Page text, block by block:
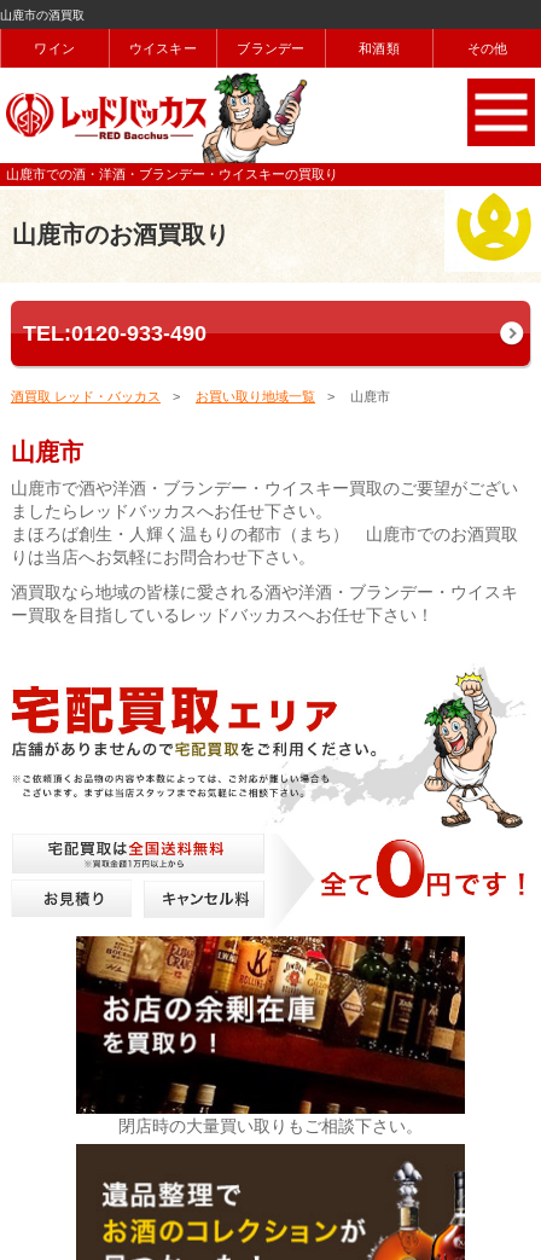
山鹿市の酒買取
ワイン ウイスキー ブランデー 和酒類 その他
山鹿市での酒・洋酒・ブランデー・ウイスキーの買取り
山鹿市のお酒買取り
TEL:0120-933-490
酒買取 レッド・バッカス お買い取り地域一覧 山鹿市
山鹿市
山鹿市で酒や洋酒・ブランデー・ウイスキー買取のご要望がござい
ましたらレッドバッカスへお任せ下さい。
まほろば創生・人輝く温もりの都市（まち） 山鹿市でのお酒買取
りは当店へお気軽にお問合わせ下さい。
酒買取なら地域の皆様に愛される酒や洋酒・ブランデー・ウイスキ
ー買取を目指しているレッドバッカスへお任せ下さい！
閉店時の大量買い取りもご相談下さい。